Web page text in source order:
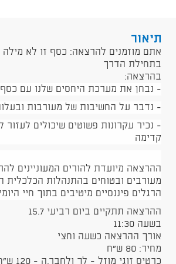
תיאור
אתם מוזמנים להרצאה: כסף זו לא מילה
בתחילת הדרך
בהרצאה:
- נבחן את מערכת היחסים שלנו עם כסף
- נדבר על החשיבות של מעורבות
- נכיר עקרונות פשוטים שיכולים לעזור
קדימה
ההרצאה מיועדת להורים המעוניינים
מעורבים ובטוחים בהתנהלות הכלכלית
הרגלים פיננסיים מיטיבים בתוך חיי
ההרצאה תתקיים ביום רביעי 15.7
בשעה 11:30
אורך ההרצאה כשעה וחצי
מחיר: 80 ש"ח
כרטיס זוגי מוזל - לך ולחבר.ה - 120 ש"ח